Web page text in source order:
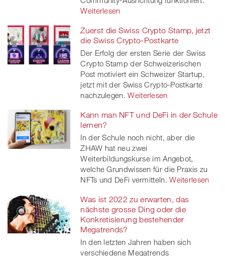
Weiterlesen
Zuerst die Swiss Crypto Stamp, jetzt
die Swiss Crypto-Postkarte
Der Erfolg der ersten Serie der Swiss
Crypto Stamp der Schweizerischen
Post motiviert ein Schweizer Startup,
jetzt mit der Swiss Crypto-Postkarte
nachzulegen. Weiterlesen
Kann man NFT und DeFi in der Schule
lernen?
In der Schule noch nicht, aber die
ZHAW hat neu zwei
Weiterbildungskurse im Angebot,
welche Grundwissen für die Praxis zu
NFTs und DeFi vermitteln. Weiterlesen
Was ist 2022 zu erwarten, das
nächste grosse Ding oder die
Konkretisierung bestehender
Megatrends?
In den letzten Jahren haben sich
verschiedene Megatrends